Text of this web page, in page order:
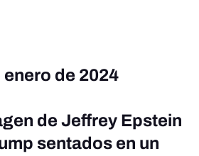
de 2024
de Jeffrey Epstein
sentados en un